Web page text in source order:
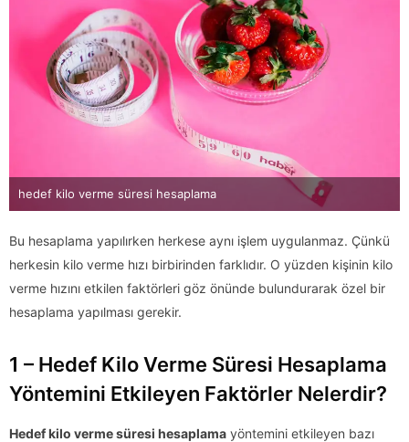
hedef kilo verme süresi hesaplama
Bu hesaplama yapılırken herkese aynı işlem uygulanmaz. Çünkü
herkesin kilo verme hızı birbirinden farklıdır. O yüzden kişinin kilo
verme hızını etkilen faktörleri göz önünde bulundurarak özel bir
hesaplama yapılması gerekir.
1 – Hedef Kilo Verme Süresi Hesaplama
Yöntemini Etkileyen Faktörler Nelerdir?
Hedef kilo verme süresi hesaplama yöntemini etkileyen bazı